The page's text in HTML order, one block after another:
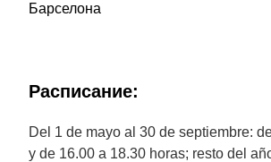
Барселона
Расписание:
Del 1 de mayo al 30 de septiembre:
y de 16.00 a 18.30 horas; resto del